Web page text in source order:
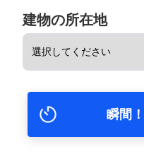
建物の所在地
瞬間